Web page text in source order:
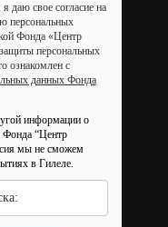
даю свое согласие на
персональных
Фонда «Центр
персональных
ознакомлен с
данных Фонда
информации о
Фонда “Центр
мы не сможем
в Гилеле.